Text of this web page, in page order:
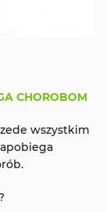
CHOROBOM
wszystkim